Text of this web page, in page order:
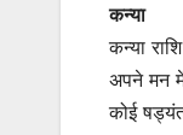
कन्या
कन्या
अपने मन
कोई